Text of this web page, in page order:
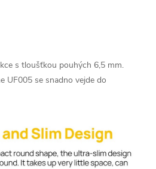
s tloušťkou pouhých 6,5 mm.
UF005 se snadno vejde do